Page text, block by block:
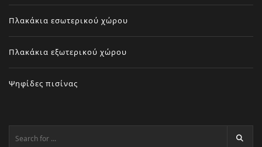
Πλακάκια εσωτερικού χώρου
Πλακάκια εξωτερικού χώρου
Ψηφίδες πισίνας